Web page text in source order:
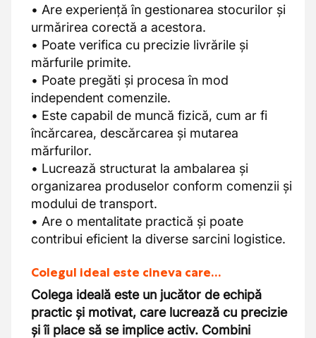
• Are experiență în gestionarea stocurilor și
urmărirea corectă a acestora.
• Poate verifica cu precizie livrările și
mărfurile primite.
• Poate pregăti și procesa în mod
independent comenzile.
• Este capabil de muncă fizică, cum ar fi
încărcarea, descărcarea și mutarea
mărfurilor.
• Lucrează structurat la ambalarea și
organizarea produselor conform comenzii și
modului de transport.
• Are o mentalitate practică și poate
contribui eficient la diverse sarcini logistice.
Colegul ideal este cineva care…
Colega ideală este un jucător de echipă
practic și motivat, care lucrează cu precizie
și îi place să se implice activ. Combini